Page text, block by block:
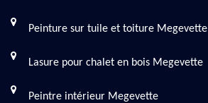
Peinture sur tuile et toiture Megevette
Lasure pour chalet en bois Megevette
Peintre intérieur Megevette